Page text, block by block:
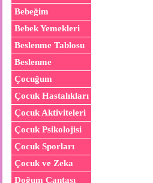
Bebeğim
Bebek Yemekleri
Beslenme Tablosu
Beslenme
Çocuğum
Çocuk Hastalıkları
Çocuk Aktiviteleri
Çocuk Psikolojisi
Çocuk Sporları
Çocuk ve Zeka
Doğum Çantası